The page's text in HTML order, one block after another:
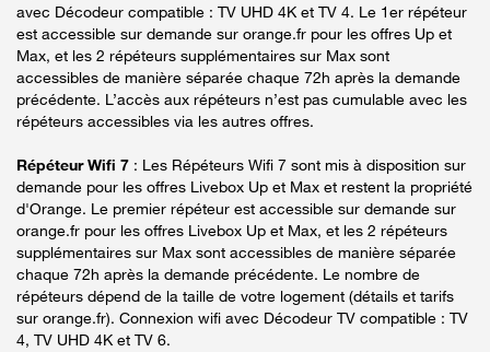
avec Décodeur compatible : TV UHD 4K et TV 4. Le 1er répéteur
est accessible sur demande sur orange.fr pour les offres Up et
Max, et les 2 répéteurs supplémentaires sur Max sont
accessibles de manière séparée chaque 72h après la demande
précédente. L’accès aux répéteurs n’est pas cumulable avec les
répéteurs accessibles via les autres offres.
Répéteur Wifi 7 : Les Répéteurs Wifi 7 sont mis à disposition sur
demande pour les offres Livebox Up et Max et restent la propriété
d'Orange. Le premier répéteur est accessible sur demande sur
orange.fr pour les offres Livebox Up et Max, et les 2 répéteurs
supplémentaires sur Max sont accessibles de manière séparée
chaque 72h après la demande précédente. Le nombre de
répéteurs dépend de la taille de votre logement (détails et tarifs
sur orange.fr). Connexion wifi avec Décodeur TV compatible : TV
4, TV UHD 4K et TV 6.